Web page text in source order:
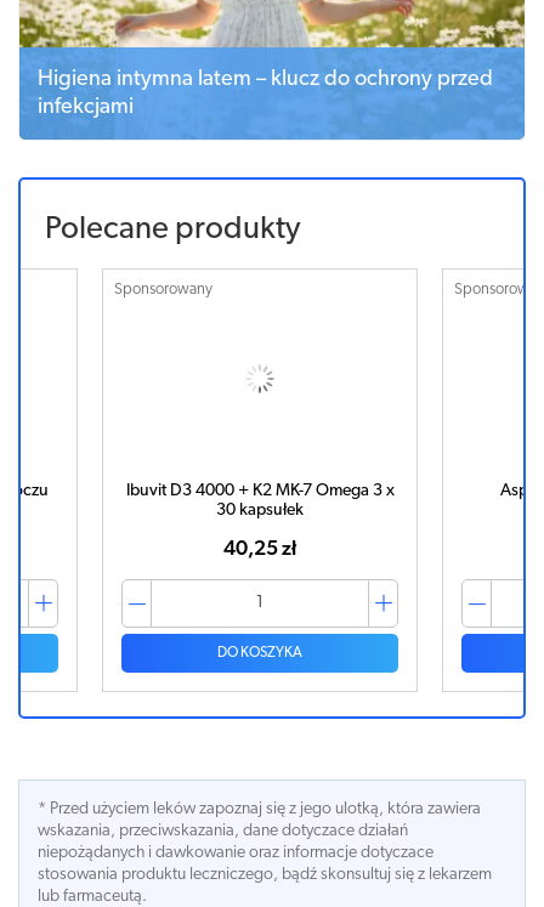
Higiena intymna latem – klucz do ochrony przed
infekcjami
Polecane produkty
oczu
Sponsorowany
Ibuvit D3 4000 + K2 MK-7 Omega 3 x
30 kapsułek
40,25 zł
DO KOSZYKA
* Przed użyciem leków zapoznaj się z jego ulotką, która zawiera
wskazania, przeciwskazania, dane dotyczace działań
niepożądanych i dawkowanie oraz informacje dotyczace
stosowania produktu leczniczego, bądź skonsultuj się z lekarzem
lub farmaceutą.